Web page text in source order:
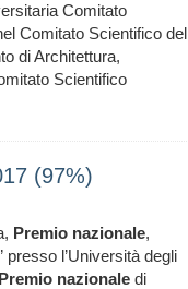
Comitato
Comitato Scientifico del
di Architettura,
Scientifico
(97%)
Premio nazionale,
l’Università degli
Premio nazionale di